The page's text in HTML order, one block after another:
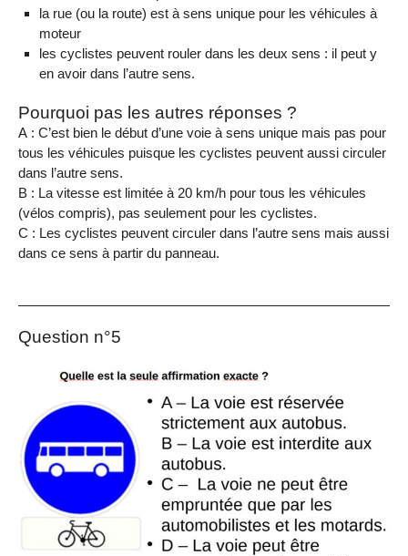
la rue (ou la route) est à sens unique pour les véhicules à
moteur
les cyclistes peuvent rouler dans les deux sens : il peut y
en avoir dans l’autre sens.
Pourquoi pas les autres réponses ?
A : C’est bien le début d’une voie à sens unique mais pas pour
tous les véhicules puisque les cyclistes peuvent aussi circuler
dans l’autre sens.
B : La vitesse est limitée à 20 km/h pour tous les véhicules
(vélos compris), pas seulement pour les cyclistes.
C : Les cyclistes peuvent circuler dans l’autre sens mais aussi
dans ce sens à partir du panneau.
Question n°5